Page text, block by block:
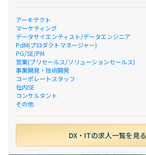
アーキテクト
マーケティング
データサイエンティスト/データエンジニア
PdM(プロダクトマネージャー)
PG/SE/PM
営業(プリセールス/ソリューションセールス)
事業開発・技術開発
コーポレートスタッフ
社内SE
コンサルタント
その他
DX・ITの求人一覧を見る